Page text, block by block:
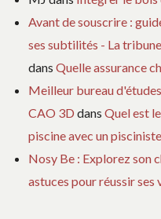
Avant de souscrire :
ses subtilités - La
dans Quelle assurance
Meilleur bureau
CAO 3D dans Quel est
piscine avec un
Nosy Be : Explorez son
astuces pour réussir ses